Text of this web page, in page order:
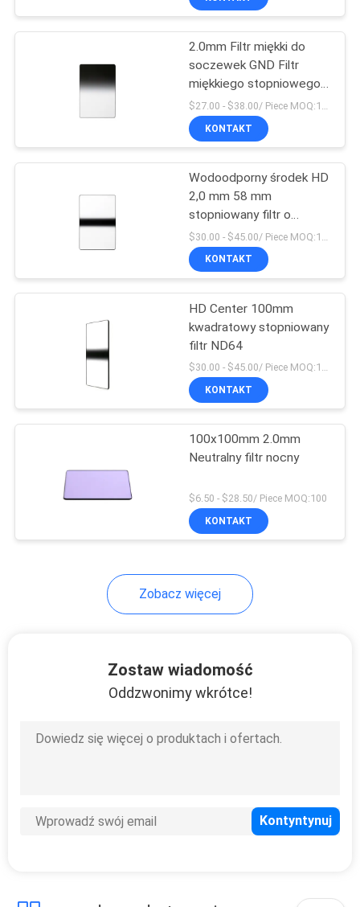
2.0mm Filtr miękki do
soczewek GND Filtr
miękkiego stopniowego
neutralnego gęstości z
wielowarstwowymi
powłokami do aparatu
KONTAKT
Wodoodporny środek HD
2,0 mm 58 mm
stopniowany filtr o
neutralnej gęstości
KONTAKT
HD Center 100mm
kwadratowy stopniowany
filtr ND64
$30.00 - $45.00/ Piece MOQ:100
KONTAKT
100x100mm 2.0mm
Neutralny filtr nocny
$6.50 - $28.50/ Piece MOQ:100
KONTAKT
Zobacz więcej
Zostaw wiadomość
Oddzwonimy wkrótce!